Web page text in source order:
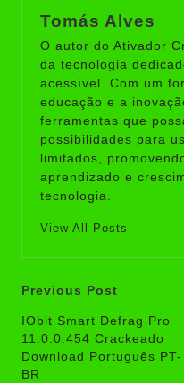
Tomás Alves
O autor do Ativador
da tecnologia
acessível. Com um
educação e a
ferramentas que
possibilidades para
limitados,
aprendizado e
tecnologia.
View All Posts
Post
navigation
Previous Post
IObit Smart Defrag Pro
11.0.0.454 Crackeado
Download Português PT-
BR